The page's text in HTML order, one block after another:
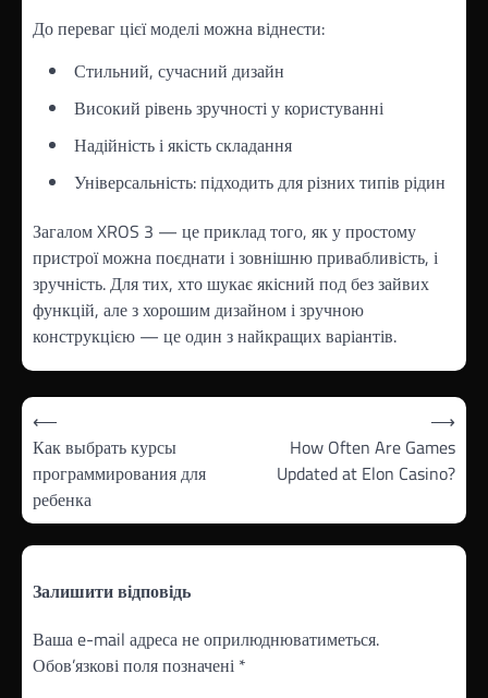
До переваг цієї моделі можна віднести:
Стильний, сучасний дизайн
Високий рівень зручності у користуванні
Надійність і якість складання
Універсальність: підходить для різних типів рідин
Загалом XROS 3 — це приклад того, як у простому
пристрої можна поєднати і зовнішню привабливість, і
зручність. Для тих, хто шукає якісний под без зайвих
функцій, але з хорошим дизайном і зручною
конструкцією — це один з найкращих варіантів.
Навігація
записів
⟵
Как выбрать курсы
программирования для
ребенка
How Often Are Games
Updated at Elon Casino?
⟶
Залишити відповідь
Ваша e-mail адреса не оприлюднюватиметься.
Обов’язкові поля позначені *